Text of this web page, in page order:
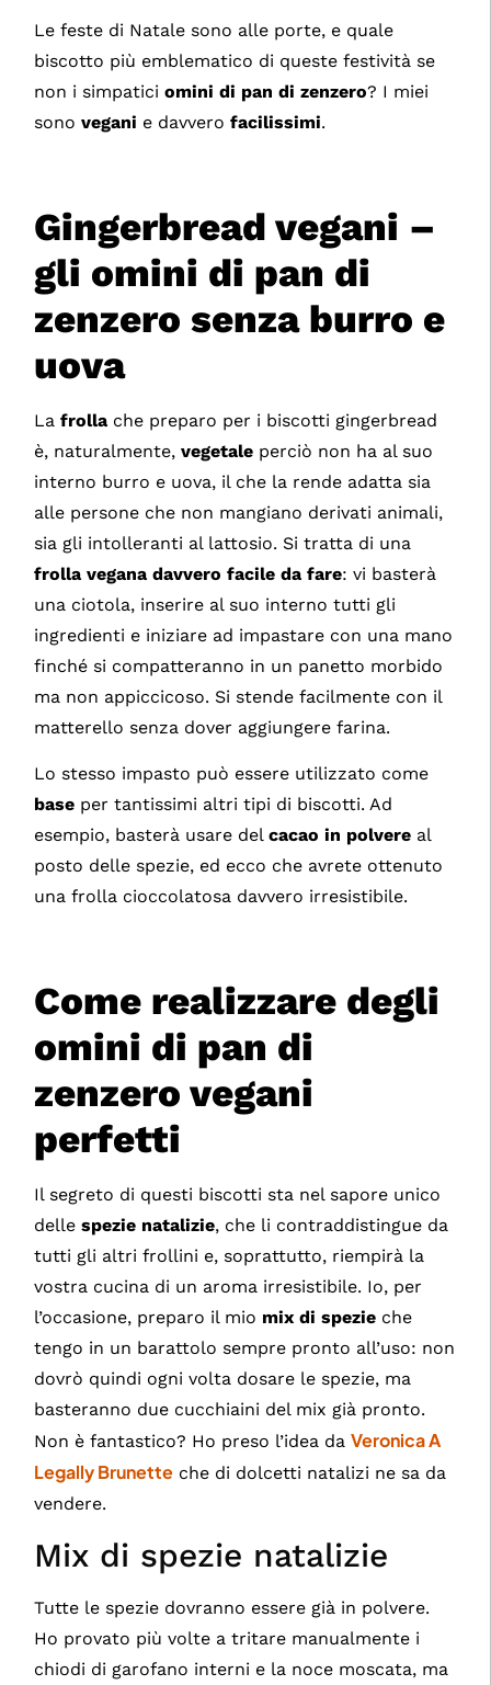
Le feste di Natale sono alle porte, e quale
biscotto più emblematico di queste festività se
non i simpaticiomini di pan di zenzero? I miei
sonovegani e davverofacilissimi.
Gingerbread vegani –
gli omini di pan di
zenzero senza burro e
uova
Lafrolla che preparo per i biscotti gingerbread
è, naturalmente,vegetale perciò non ha al suo
interno burro e uova, il che la rende adatta sia
alle persone che non mangiano derivati animali,
sia gli intolleranti al lattosio. Si tratta di una
frolla vegana davvero facile da fare: vi basterà
una ciotola, inserire al suo interno tutti gli
ingredienti e iniziare ad impastare con una mano
finché si compatteranno in un panetto morbido
ma non appiccicoso. Si stende facilmente con il
matterello senza dover aggiungere farina.
Lo stesso impasto può essere utilizzato come
base per tantissimi altri tipi di biscotti. Ad
esempio, basterà usare delcacao in polvere al
posto delle spezie, ed ecco che avrete ottenuto
una frolla cioccolatosa davvero irresistibile.
Come realizzare degli
omini di pan di
zenzero vegani
perfetti
Il segreto di questi biscotti sta nel sapore unico
dellespezie natalizie, che li contraddistingue da
tutti gli altri frollini e, soprattutto, riempirà la
vostra cucina di un aroma irresistibile. Io, per
l’occasione, preparo il mio mix di spezie che
tengo in un barattolo sempre pronto all’uso: non
dovrò quindi ogni volta dosare le spezie, ma
basteranno due cucchiaini del mix già pronto.
Non è fantastico? Ho preso l’idea daVeronica A
Legally Brunette che di dolcetti natalizi ne sa da
vendere.
Mix di spezie natalizie
Tutte le spezie dovranno essere già in polvere.
Ho provato più volte a tritare manualmente i
chiodi di garofano interni e la noce moscata, ma